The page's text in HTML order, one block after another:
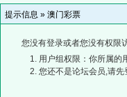
提示信息 » 澳门彩票
您没有登录或者您没有权限
用户组权限：你所属的
您还不是论坛会员,请先